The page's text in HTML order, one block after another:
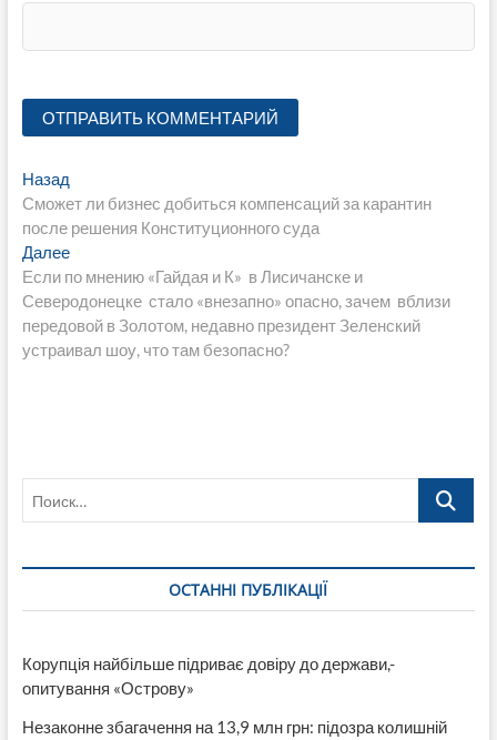
Навигация
по
записям
НазадПредыдущая
запись:
Сможет ли бизнес добиться компенсаций за карантин
после решения Конституционного суда
ДалееСледующая
запись:
Если по мнению «Гайдая и К» в Лисичанске и
Северодонецке стало «внезапно» опасно, зачем вблизи
передовой в Золотом, недавно президент Зеленский
устраивал шоу, что там безопасно?
Поиск…
ОСТАННІ ПУБЛІКАЦІЇ
Корупція найбільше підриває довіру до держави,-
опитування «Острову»
Незаконне збагачення на 13,9 млн грн: підозра колишній